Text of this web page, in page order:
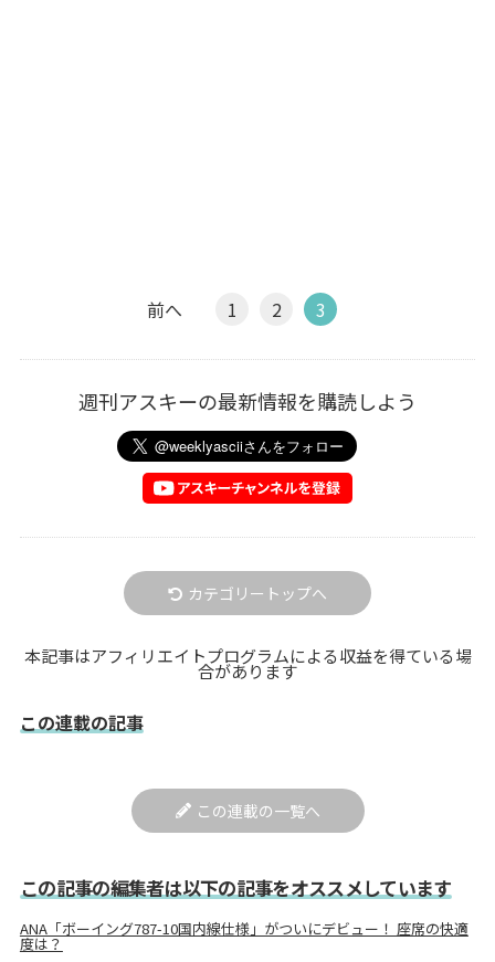
前へ 1 2 3
週刊アスキーの最新情報を購読しよう
カテゴリートップへ
本記事はアフィリエイトプログラムによる収益を得ている場
合があります
この連載の記事
この連載の一覧へ
この記事の編集者は以下の記事をオススメしています
ANA「ボーイング787-10国内線仕様」がついにデビュー！ 座席の快適
度は？